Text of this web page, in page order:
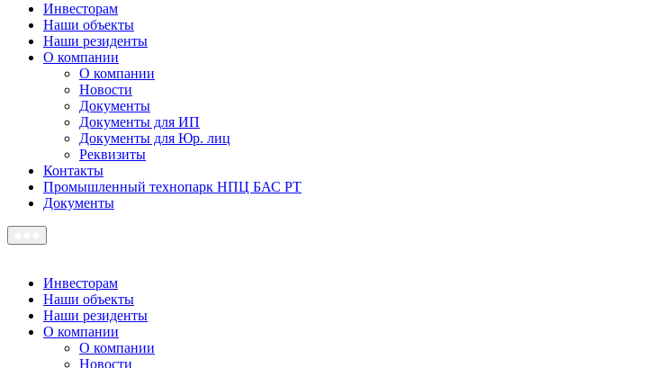
Инвесторам
Наши объекты
Наши резиденты
О компании
О компании
Новости
Документы
Документы для ИП
Документы для Юр. лиц
Реквизиты
Контакты
Промышленный технопарк НПЦ БАС РТ
Документы
Инвесторам
Наши объекты
Наши резиденты
О компании
О компании
Новости